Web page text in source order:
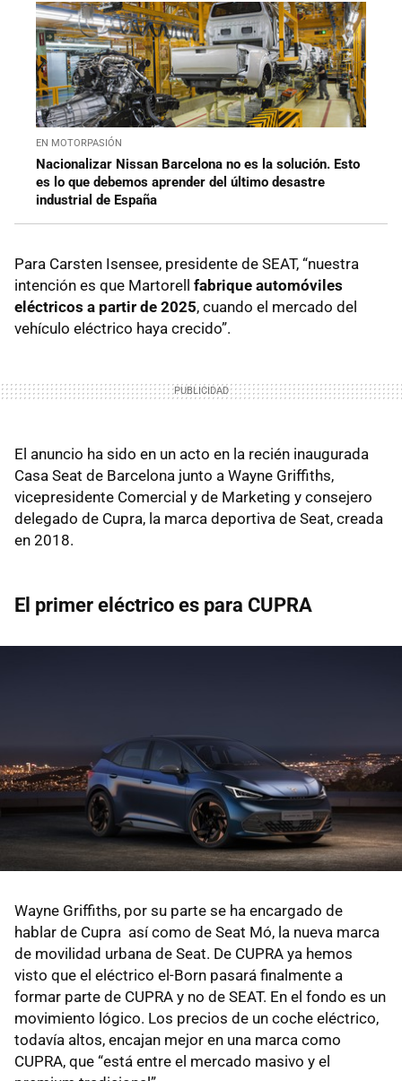
EN MOTORPASIÓN
Nacionalizar Nissan Barcelona no es la solución. Esto
es lo que debemos aprender del último desastre
industrial de España
Para Carsten Isensee, presidente de SEAT, “nuestra
intención es que Martorell fabrique automóviles
eléctricos a partir de 2025, cuando el mercado del
vehículo eléctrico haya crecido”.
El anuncio ha sido en un acto en la recién inaugurada
Casa Seat de Barcelona junto a Wayne Griffiths,
vicepresidente Comercial y de Marketing y consejero
delegado de Cupra, la marca deportiva de Seat, creada
en 2018.
El primer eléctrico es para CUPRA
Wayne Griffiths, por su parte se ha encargado de
hablar de Cupra así como de Seat Mó, la nueva marca
de movilidad urbana de Seat. De CUPRA ya hemos
visto que el eléctrico el-Born pasará finalmente a
formar parte de CUPRA y no de SEAT. En el fondo es un
movimiento lógico. Los precios de un coche eléctrico,
todavía altos, encajan mejor en una marca como
CUPRA, que “está entre el mercado masivo y el